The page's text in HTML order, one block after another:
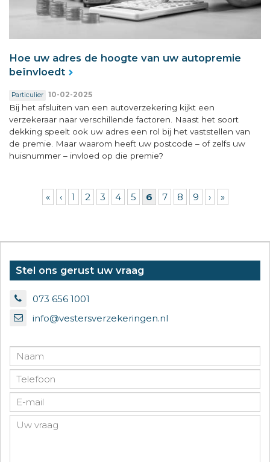
Hoe uw adres de hoogte van uw autopremie
beïnvloedt
Particulier 10-02-2025
Bij het afsluiten van een autoverzekering kijkt een
verzekeraar naar verschillende factoren. Naast het soort
dekking speelt ook uw adres een rol bij het vaststellen van
de premie. Maar waarom heeft uw postcode – of zelfs uw
huisnummer – invloed op die premie?
Pagina's
« ‹ 1 2 3 4 5 6 7 8 9 › »
Stel ons gerust uw vraag
073 656 1001
info@vestersverzekeringen.nl